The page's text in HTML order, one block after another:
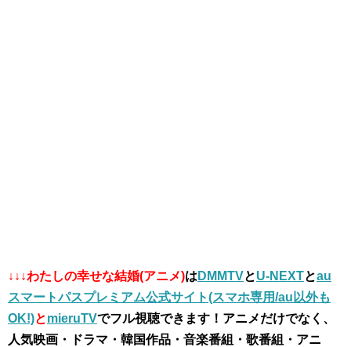
↓↓↓わたしの幸せな結婚(アニメ)は DMMTVとU-NEXTとau
スマートパスプレミアム公式サイト(スマホ専用/au以外も
OK!)とmieruTVでフル視聴できます！アニメだけでなく、
人気映画・ドラマ・韓国作品・音楽番組・歌番組・アニ